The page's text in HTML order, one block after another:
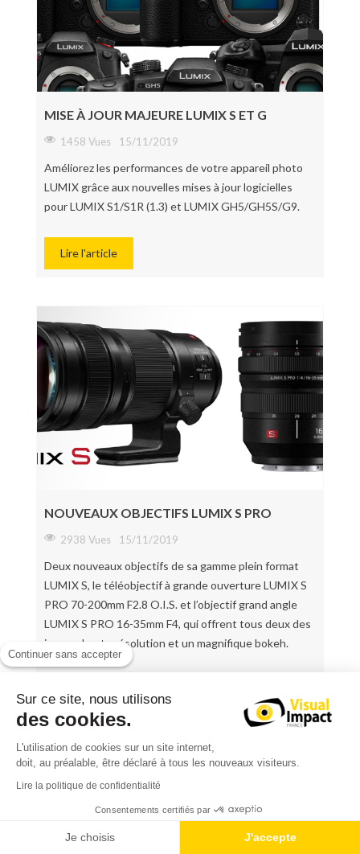
MISE À JOUR MAJEURE LUMIX S ET G
1458 Vues 15/11/2019
Améliorez les performances de votre appareil photo
LUMIX grâce aux nouvelles mises à jour logicielles
pour LUMIX S1/S1R (1.3) et LUMIX GH5/GH5S/G9.
Lire l'article
NOUVEAUX OBJECTIFS LUMIX S PRO
2938 Vues 15/11/2019
Deux nouveaux objectifs de sa gamme plein format
LUMIX S, le téléobjectif à grande ouverture LUMIX S
PRO 70-200mm F2.8 O.I.S. et l’objectif grand angle
LUMIX S PRO 16-35mm F4, qui offrent tous deux des
images haute résolution et un magnifique bokeh.
Continuer sans accepter
Sur ce site, nous utilisons
des cookies.
L'utilisation de cookies sur un site internet,
doit, au préalable, être déclaré à tous les nouveaux visiteurs.
Lire la politique de confidentialité
Consentements certifiés par
Je choisis J'accepte